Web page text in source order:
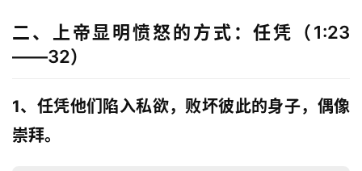
二、上帝显明愤怒的方式：任凭（1:23
——32）
1、任凭他们陷入私欲，败坏彼此的身子，偶像
崇拜。